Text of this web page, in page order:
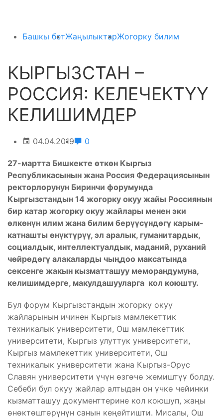
Башкы бетЖаңылыктарЖогорку билим
КЫРГЫЗСТАН –
РОССИЯ: КЕЛЕЧЕКТҮҮ
КЕЛИШИМДЕР
04.04.2019 0
27-мартта Бишкекте өткөн Кыргыз
Республикасынын жана Россия Федерациясынын
ректорлорунун Биринчи форумунда
Кыргызстандын 14 жогорку окуу жайы Россиянын
бир катар жогорку окуу жайлары менен эки
өлкөнүн илим жана билим берүүсүндөгү карым-
катнашты өнүктүрүү, эл аралык, гуманитардык,
социалдык, интеллектуалдык, маданий, руханий
чөйрөдөгү алакаларды чыңдоо максатында
сексенге жакын кызматташуу меморандумуна,
келишимдерге, макулдашууларга кол коюшту.
Бул форум Кыргызстандын жогорку окуу
жайларынын ичинен Кыргыз мамлекеттик
техникалык университети, Ош мамлекеттик
университети, Кыргыз улуттук университети,
Кыргыз мамлекеттик университети, Ош
техникалык университети жана Кыргыз-Орус
Славян университети үчүн өзгөчө жемиштүү болду.
Себеби бул окуу жайлар алтыдан он үчкө чейинки
кызматташуу документтерине кол коюшуп, жаңы
өнөктөштөрүнүн санын кеңейтишти. Мисалы, Ош